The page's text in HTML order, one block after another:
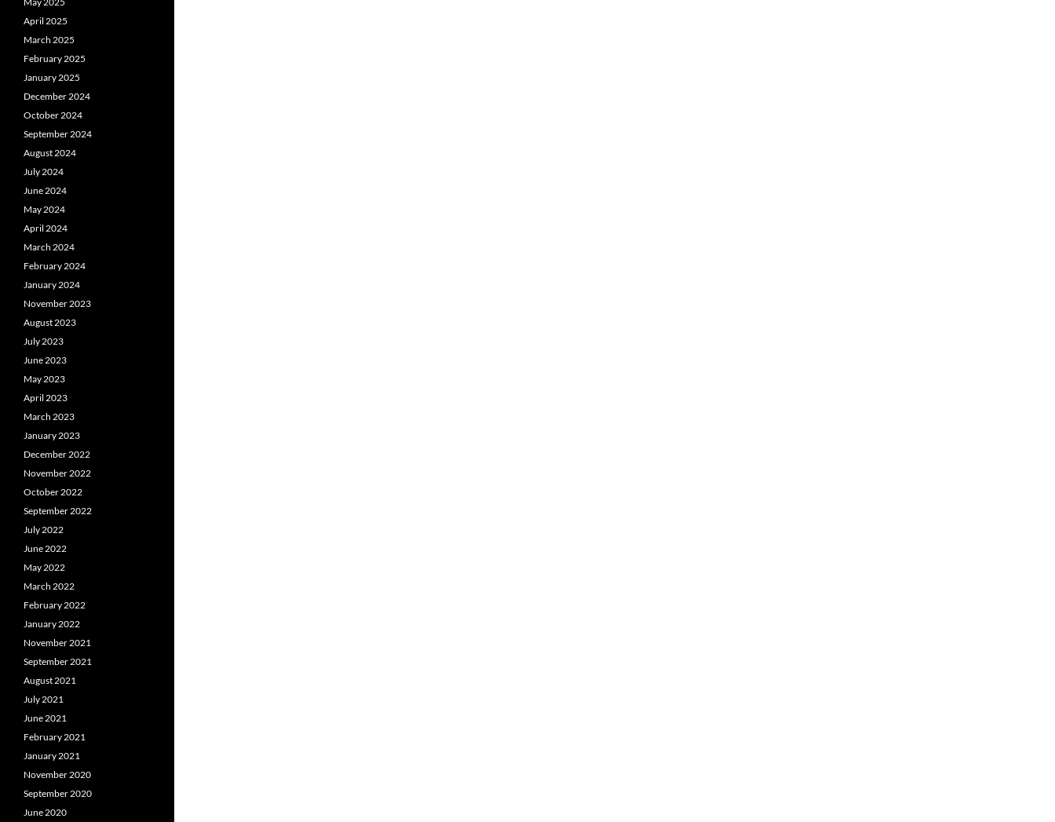
April 2025
March 2025
February 2025
January 2025
December 2024
October 2024
September 2024
August 2024
July 2024
June 2024
May 2024
April 2024
March 2024
February 2024
January 2024
November 2023
August 2023
July 2023
June 2023
May 2023
April 2023
March 2023
January 2023
December 2022
November 2022
October 2022
September 2022
July 2022
June 2022
May 2022
March 2022
February 2022
January 2022
November 2021
September 2021
August 2021
July 2021
June 2021
February 2021
January 2021
November 2020
September 2020
June 2020